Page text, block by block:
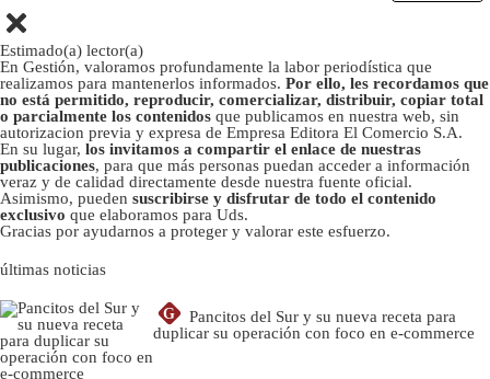
Estimado(a) lector(a)
En Gestión, valoramos profundamente la labor periodística que
realizamos para mantenerlos informados. Por ello, les recordamos que
no está permitido, reproducir, comercializar, distribuir, copiar total
o parcialmente los contenidos que publicamos en nuestra web, sin
autorizacion previa y expresa de Empresa Editora El Comercio S.A.
En su lugar, los invitamos a compartir el enlace de nuestras
publicaciones, para que más personas puedan acceder a información
veraz y de calidad directamente desde nuestra fuente oficial.
Asimismo, pueden suscribirse y disfrutar de todo el contenido
exclusivo que elaboramos para Uds.
Gracias por ayudarnos a proteger y valorar este esfuerzo.
últimas noticias
G
Pancitos del Sur y su nueva receta para
duplicar su operación con foco en e-commerce